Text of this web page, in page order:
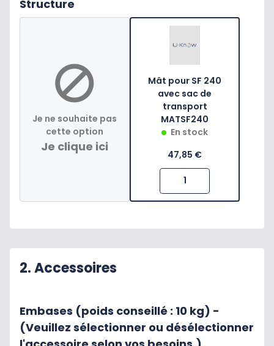
Structure
Je ne souhaite pas
cette option
Je clique ici
Mât pour SF 240
avec sac de
transport
MATSF240
En stock
47,85 €
2. Accessoires
Embases (poids conseillé : 10 kg) -
(Veuillez sélectionner ou désélectionner